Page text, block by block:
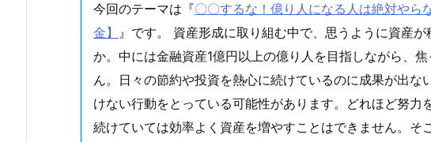
今回のテーマは『〇〇するな！億り人になる人は絶対やら
金】 』です。 資産形成に取り組む中で、思うように資産
か。中には金融資産1億円以上の億り人を目指しながら、
ん。日々の節約や投資を熱心に続けているのに成果が出な
けない行動をとっている可能性があります。どれほど努力
続けていては効率よく資産を増やすことはできません。そ